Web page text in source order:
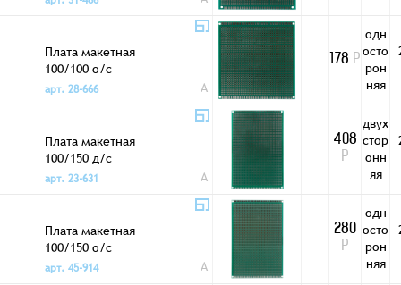
Плата макетная
100/100 о/с
арт. 28-666
A
178 Р
одн
осто
рон
няя
Плата макетная
100/150 д/с
арт. 23-631
A
408
Р
двух
стор
онн
яя
Плата макетная
100/150 о/с
арт. 45-914
A
280
Р
одн
осто
рон
няя